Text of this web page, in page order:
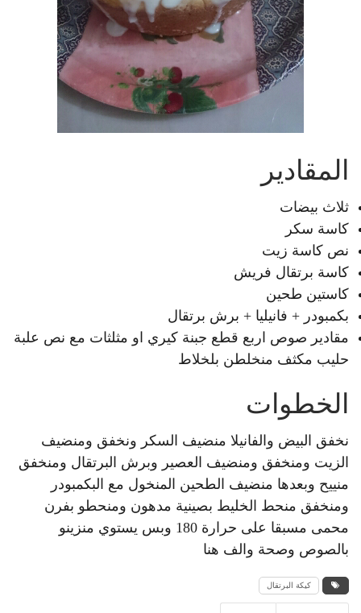
المقادير
ثلاث بيضات
كاسة سكر
نص كاسة زيت
كاسة برتقال فريش
كاستين طحين
بكمبودر + فانيليا + برش برتقال
مقادير صوص اربع قطع جبنة كيري او مثلثات مع نص علبة
حليب مكثف منخلطن بلخلاط
الخطوات
نخفق البيض والفانيلا منضيف السكر ونخفق ومنضيف
الزيت ومنخفق ومنضيف العصير وبرش البرتقال ومنخفق
منييح وبعدها منضيف الطحين المنخول مع البكمبودر
ومنخفق منحط الخليط بصينية مدهون ومنحطو بفرن
محمى مسبقا على حرارة 180 وبس يستوي منزينو
بالصوص وصحة والف هنا
كيكة البرتقال